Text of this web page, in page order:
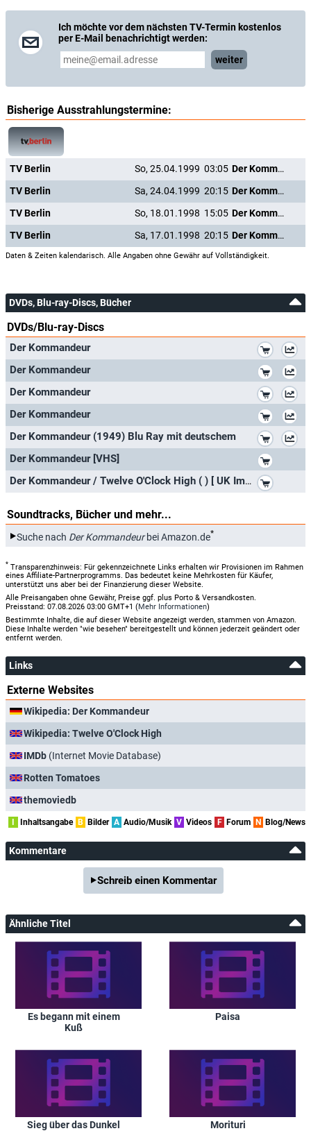
Ich möchte vor dem nächsten TV-Termin kostenlos
per E-Mail benachrichtigt werden:
weiter
Bisherige Ausstrahlungstermine:
TV Berlin So, 25.04.1999 03:05
Der Kommandeur
TV Berlin
Sa, 24.04.1999 20:15
Der Kommandeur
TV Berlin
So, 18.01.1998 15:05
Der Kommandeur
TV Berlin
Sa, 17.01.1998 20:15 Der Kommandeur
Daten & Zeiten kalendarisch. Alle Angaben ohne Gewähr auf Vollständigkeit.
DVDs, Blu-ray-Discs, Bücher
DVDs/Blu-ray-Discs
Der Kommandeur
Der Kommandeur
Der Kommandeur
Der Kommandeur
Der Kommandeur (1949) Blu Ray mit deutschem
Der Kommandeur [VHS]
Der Kommandeur / Twelve O'Clock High ( ) [ UK Import ] (Blu-Ray)
Soundtracks, Bücher und mehr...
Suche nach Der Kommandeurbei Amazon.de*
* Transparenzhinweis: Für gekennzeichnete Links erhalten wir Provisionen im Rahmen
eines Affiliate-Partnerprogramms. Das bedeutet keine Mehrkosten für Käufer,
unterstützt uns aber bei der Finanzierung dieser Website.
Alle Preisangaben ohne Gewähr, Preise ggf. plus Porto & Versandkosten.
Preisstand: 07.08.2026 03:00 GMT+1 (Mehr Informationen)
Bestimmte Inhalte, die auf dieser Website angezeigt werden, stammen von Amazon.
Diese Inhalte werden "wie besehen" bereitgestellt und können jederzeit geändert oder
entfernt werden.
Links
Externe Websites
Wikipedia: Der Kommandeur
Wikipedia: Twelve O'Clock High
IMDb (Internet Movie Database)
Rotten Tomatoes
themoviedb
Inhaltsangabe B Bilder A Audio/Musik V Videos F Forum N Blog/News
Kommentare
Schreib einen Kommentar
Ähnliche Titel
Es begann mit einem
Kuß
Paisa
Sieg über das Dunkel Morituri